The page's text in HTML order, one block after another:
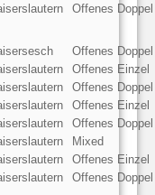
Offenes Doppel
Offenes Doppel
Offenes Einzel
Offenes Doppel
Offenes Einzel
Offenes Doppel
Mixed
Offenes Einzel
Offenes Doppel